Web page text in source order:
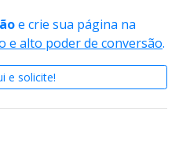
e crie sua página na
e solicite!